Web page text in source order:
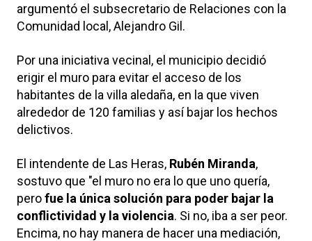
argumentó el subsecretario de Relaciones con la
Comunidad local, Alejandro Gil.
Por una iniciativa vecinal, el municipio decidió
erigir el muro para evitar el acceso de los
habitantes de la villa aledaña, en la que viven
alrededor de 120 familias y así bajar los hechos
delictivos.
El intendente de Las Heras, Rubén Miranda,
sostuvo que "el muro no era lo que uno quería,
perofue la única solución para poder bajar la
conflictividad y la violencia. Si no, iba a ser peor.
Encima, no hay manera de hacer una mediación,